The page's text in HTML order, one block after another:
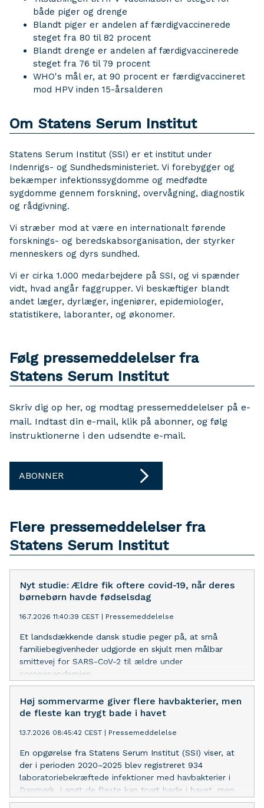
både piger og drenge
Blandt piger er andelen af færdigvaccinerede
steget fra 80 til 82 procent
Blandt drenge er andelen af færdigvaccinerede
steget fra 76 til 79 procent
WHO's mål er, at 90 procent er færdigvaccineret
mod HPV inden 15-årsalderen
Om Statens Serum Institut
Statens Serum Institut (SSI) er et institut under
Indenrigs- og Sundhedsministeriet. Vi forebygger og
bekæmper infektionssygdomme og medfødte
sygdomme gennem forskning, overvågning, diagnostik
og rådgivning.
Vi stræber mod at være en internationalt førende
forsknings- og beredskabsorganisation, der styrker
menneskers og dyrs sundhed.
Vi er cirka 1.000 medarbejdere på SSI, og vi spænder
vidt, hvad angår faggrupper. Vi beskæftiger blandt
andet læger, dyrlæger, ingeniører, epidemiologer,
statistikere, laboranter, og økonomer.
Følg pressemeddelelser fra
Statens Serum Institut
Skriv dig op her, og modtag pressemeddelelser på e-
mail. Indtast din e-mail, klik på abonner, og følg
instruktionerne i den udsendte e-mail.
ABONNER
Flere pressemeddelelser fra
Statens Serum Institut
Nyt studie: Ældre fik oftere covid-19, når deres
børnebørn havde fødselsdag
16.7.2026 11:40:39 CEST Pressemeddelelse
Et landsdækkende dansk studie peger på, at små
familiebegivenheder udgjorde en skjult men målbar
smittevej for SARS-CoV-2 til ældre under
coronapandemien.
Høj sommervarme giver flere havbakterier, men
de fleste kan trygt bade i havet
13.7.2026 08:45:42 CEST Pressemeddelelse
En opgørelse fra Statens Serum Institut (SSI) viser, at
der i perioden 2020–2025 blev registreret 934
laboratoriebekræftede infektioner med havbakterier i
Danmark. Langt de fleste kan trygt bade i havet, men
personer med åbne sår bør være forsigtige, når